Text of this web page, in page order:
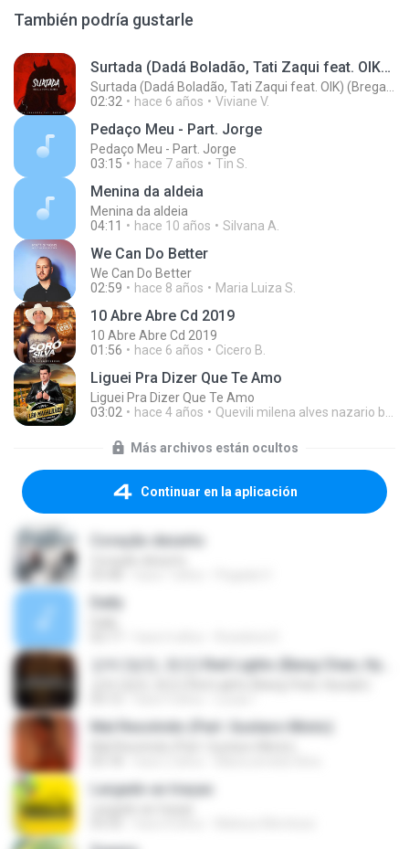
También podría gustarle
Surtada (Dadá Boladão, Tati Zaqui feat. OIK) (Brega Funk Remix)
02:32
hace 6 años Viviane V.
Pedaço Meu - Part. Jorge
Pedaço Meu - Part. Jorge
03:15
hace 7 años Tin S.
Menina da aldeia
Menina da aldeia
04:11
hace 10 años Silvana A.
We Can Do Better
We Can Do Better
02:59
hace 8 años Maria Luiza S.
10 Abre Abre Cd 2019
10 Abre Abre Cd 2019
01:56
hace 6 años Cicero B.
Liguei Pra Dizer Que Te Amo
Liguei Pra Dizer Que Te Amo
03:02
hace 4 años Quevili milena alves nazario bueno B.
Más archivos están ocultos
Continuar en la aplicación
Coração deserto
Dally
Mal Resolvido (Part. Gustavo Mioto)
Largado as traças